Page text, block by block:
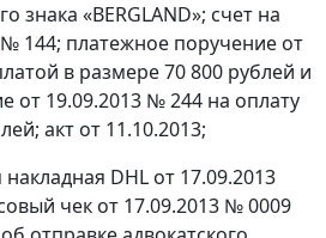
знака «BERGLAND»; счет на
№ 144; платежное поручение от
в размере 70 800 рублей и
от 19.09.2013 № 244 на оплату
акт от 11.10.2013;
DHL от 17.09.2013
чек от 17.09.2013 № 0009